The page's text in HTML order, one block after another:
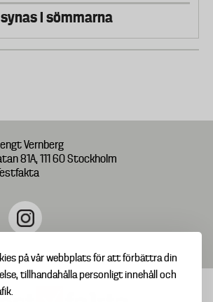
på vår webbplats för att förbättra din
tillhandahålla personligt innehåll och
i sömmarna
Vernberg
81A, 111 60 Stockholm